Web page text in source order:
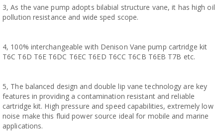
3, As the vane pump adopts bilabial structure vane, it has high oil
pollution resistance and wide sped scope.
4, 100% interchangeable with Denison Vane pump cartridge kit
T6C T6D T6E T6DC T6EC T6ED T6CC T6CB T6EB T7B etc.
5, The balanced design and double lip vane technology are key
features in providing a contamination resistant and reliable
cartridge kit. High pressure and speed capabilities, extremely low
noise make this fluid power source ideal for mobile and marine
applications.